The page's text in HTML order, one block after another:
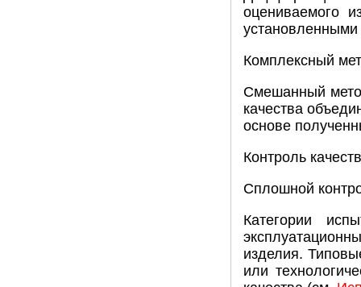
оцениваемого
установленными
Комплексный
Смешанный
качества
основе
Контроль
Сплошной
Категории
изделия.
или